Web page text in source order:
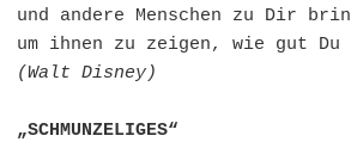
und andere Menschen zu Dir
(Walt Disney)
„SCHMUNZELIGES“